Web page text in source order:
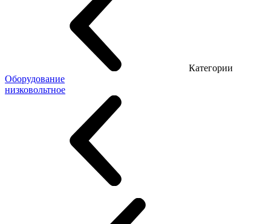
Категории
Оборудование
низковольтное